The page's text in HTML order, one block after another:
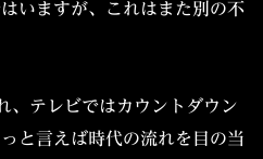
いますが、これはまた別の不
、テレビではカウントダウン
と言えば時代の流れを目の当